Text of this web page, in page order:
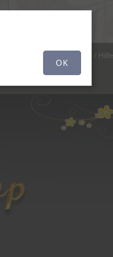
Über uns... FAQ / Hilfe
OK